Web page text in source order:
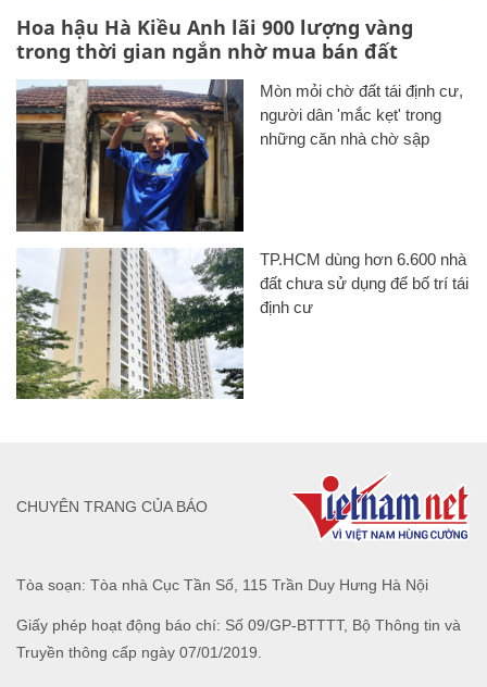
Hoa hậu Hà Kiều Anh lãi 900 lượng vàng
trong thời gian ngắn nhờ mua bán đất
Mòn mỏi chờ đất tái định cư,
người dân 'mắc kẹt' trong
những căn nhà chờ sập
TP.HCM dùng hơn 6.600 nhà
đất chưa sử dụng để bố trí tái
định cư
Tòa soạn: Tòa nhà Cục Tần Số, 115 Trần Duy Hưng Hà Nội
Giấy phép hoạt động báo chí: Số 09/GP-BTTTT, Bộ Thông tin và
Truyền thông cấp ngày 07/01/2019.
CHUYÊN TRANG CỦA BÁO